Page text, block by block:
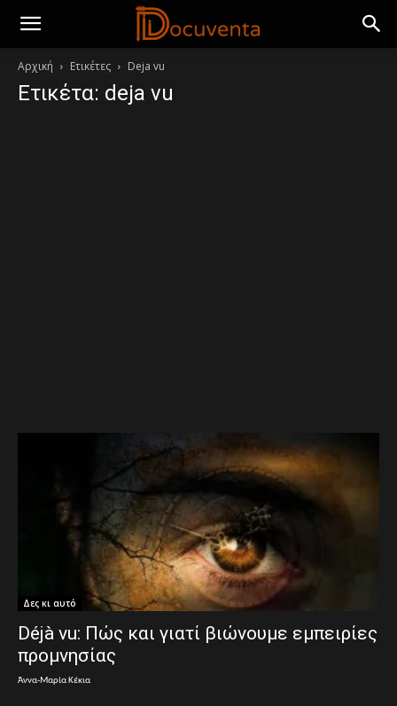
Αρχική Ετικέτες Deja vu
Ετικέτα: deja vu
Δες κι αυτό
Déjà vu: Πώς και γιατί βιώνουμε εμπειρίες
προμνησίας
Άννα-Μαρία Κέκια